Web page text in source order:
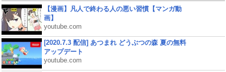
【漫画】凡人で終わる人の悪い習慣【マンガ動
画】
youtube.com
[2020.7.3 配信] あつまれ どうぶつの森 夏の無料
アップデート
youtube.com